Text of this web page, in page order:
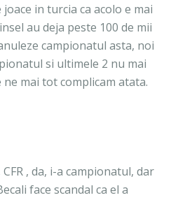
in turcia ca acolo e mai
au deja peste 100 de mii
campionatul asta, noi
si ultimele 2 nu mai
mai tot complicam atata.
, da, i-a campionatul, dar
face scandal ca el a